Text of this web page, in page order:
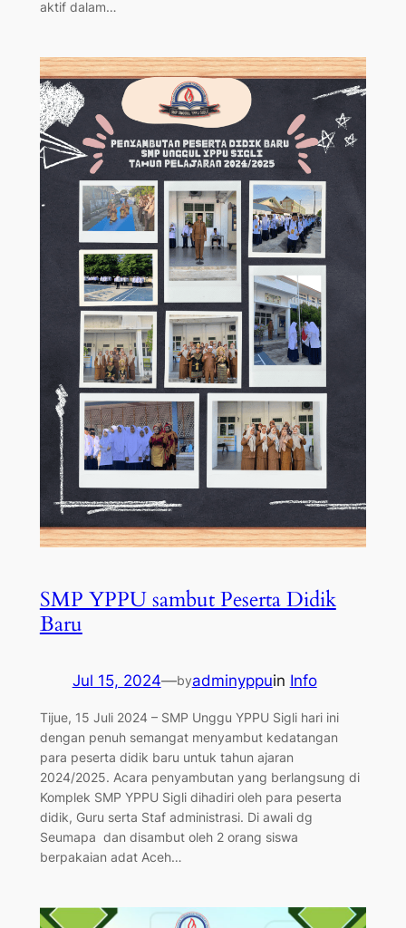
aktif dalam…
SMP YPPU sambut Peserta Didik
Baru
Jul 15, 2024—byadminyppuin Info
Tijue, 15 Juli 2024 – SMP Unggu YPPU Sigli hari ini
dengan penuh semangat menyambut kedatangan
para peserta didik baru untuk tahun ajaran
2024/2025. Acara penyambutan yang berlangsung di
Komplek SMP YPPU Sigli dihadiri oleh para peserta
didik, Guru serta Staf administrasi. Di awali dg
Seumapa dan disambut oleh 2 orang siswa
berpakaian adat Aceh…